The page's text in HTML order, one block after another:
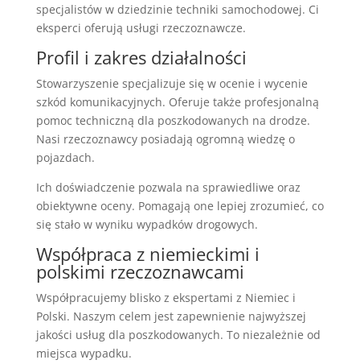
specjalistów w dziedzinie techniki samochodowej. Ci
eksperci oferują usługi rzeczoznawcze.
Profil i zakres działalności
Stowarzyszenie specjalizuje się w ocenie i wycenie
szkód komunikacyjnych. Oferuje także profesjonalną
pomoc techniczną dla poszkodowanych na drodze.
Nasi rzeczoznawcy posiadają ogromną wiedzę o
pojazdach.
Ich doświadczenie pozwala na sprawiedliwe oraz
obiektywne oceny. Pomagają one lepiej zrozumieć, co
się stało w wyniku wypadków drogowych.
Współpraca z niemieckimi i
polskimi rzeczoznawcami
Współpracujemy blisko z ekspertami z Niemiec i
Polski. Naszym celem jest zapewnienie najwyższej
jakości usług dla poszkodowanych. To niezależnie od
miejsca wypadku.